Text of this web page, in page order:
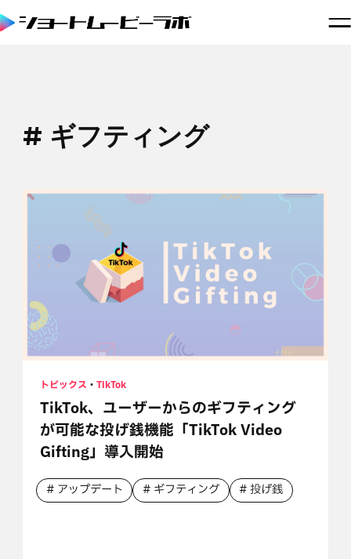
# ギフティング
トピックス ・TikTok
TikTok、ユーザーからのギフティング
が可能な投げ銭機能「TikTok Video
Gifting」導入開始
アップデート ギフティング 投げ銭